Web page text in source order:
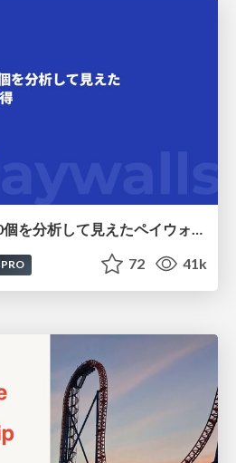
世界の人気アプリ100個を分析して見えたペイウォール設計の心得
PRO 72 41k